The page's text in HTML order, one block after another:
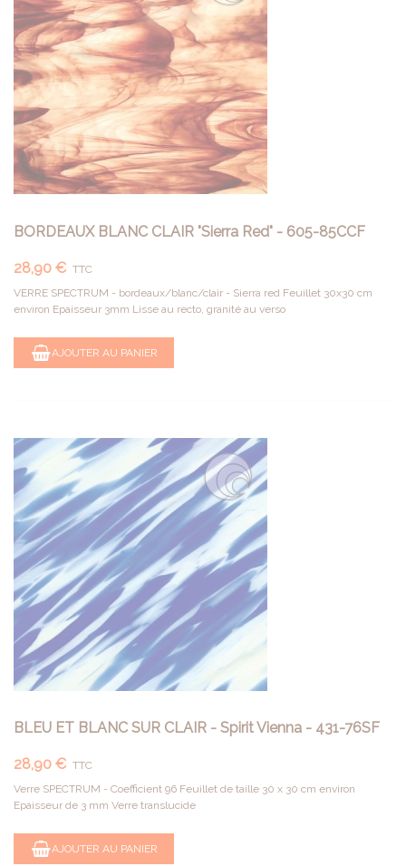
BORDEAUX BLANC CLAIR "Sierra Red" - 605-85CCF
28,90 € TTC
VERRE SPECTRUM - bordeaux/blanc/clair - Sierra red Feuillet 30x30 cm
environ Epaisseur 3mm Lisse au recto, granité au verso
AJOUTER AU PANIER
BLEU ET BLANC SUR CLAIR - Spirit Vienna - 431-76SF
28,90 € TTC
Verre SPECTRUM - Coefficient 96 Feuillet de taille 30 x 30 cm environ
Epaisseur de 3 mm Verre translucide
AJOUTER AU PANIER